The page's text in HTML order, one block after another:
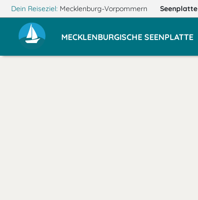
Dein Reiseziel: Mecklenburg-Vorpommern Seenplatte
MECKLENBURGISCHE SEENPLATTE